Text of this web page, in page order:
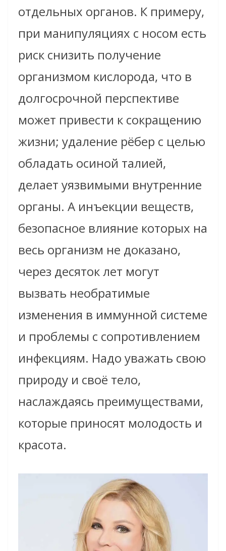
отдельных органов. К примеру,
при манипуляциях с носом есть
риск снизить получение
организмом кислорода, что в
долгосрочной перспективе
может привести к сокращению
жизни; удаление рёбер с целью
обладать осиной талией,
делает уязвимыми внутренние
органы. А инъекции веществ,
безопасное влияние которых на
весь организм не доказано,
через десяток лет могут
вызвать необратимые
изменения в иммунной системе
и проблемы с сопротивлением
инфекциям. Надо уважать свою
природу и своё тело,
наслаждаясь преимуществами,
которые приносят молодость и
красота.